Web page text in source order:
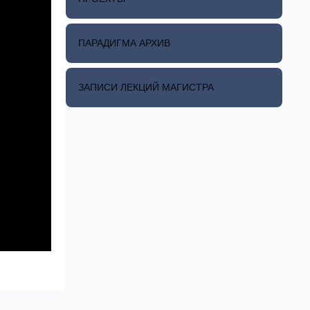
ПАРАДИГМА АРХИВ
ЗАПИСИ ЛЕКЦИЙ МАГИСТРА